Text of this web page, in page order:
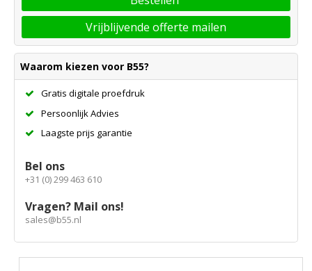
Vrijblijvende offerte mailen
Waarom kiezen voor B55?
Gratis digitale proefdruk
Persoonlijk Advies
Laagste prijs garantie
Bel ons
+31 (0) 299 463 610
Vragen? Mail ons!
sales@b55.nl